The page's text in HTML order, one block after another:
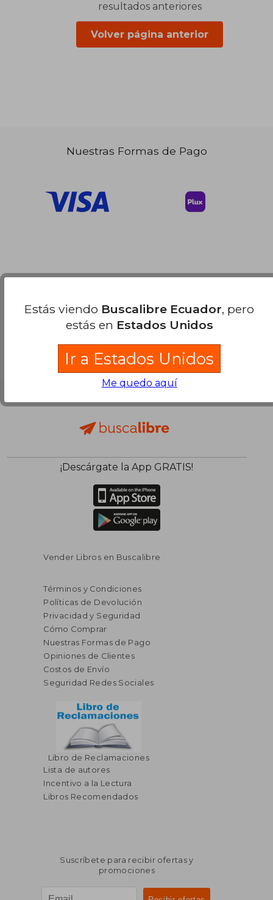
resultados anteriores
Volver página anterior
Nuestras Formas de Pago
¡Descárgate la App GRATIS!
Vender Libros en Buscalibre
Términos y Condiciones
Políticas de Devolución
Privacidad y Seguridad
Cómo Comprar
Nuestras Formas de Pago
Opiniones de Clientes
Costos de Envío
Seguridad Redes Sociales
Libro de Reclamaciones
Lista de autores
Incentivo a la Lectura
Libros Recomendados
Suscríbete para recibir ofertas y
promociones
Estás viendo Buscalibre Ecuador, pero
estás en Estados Unidos
Ir a Estados Unidos
Me quedo aquí